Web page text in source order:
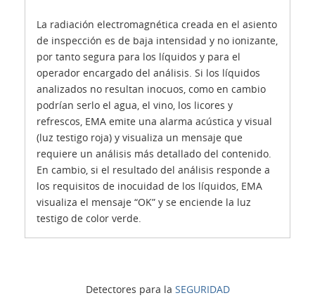
Detectores para la SEGURIDAD
La radiación electromagnética creada en el asiento
de inspección es de baja intensidad y no ionizante,
por tanto segura para los líquidos y para el
operador encargado del análisis. Si los líquidos
analizados no resultan inocuos, como en cambio
podrían serlo el agua, el vino, los licores y
refrescos, EMA emite una alarma acústica y visual
(luz testigo roja) y visualiza un mensaje que
requiere un análisis más detallado del contenido.
En cambio, si el resultado del análisis responde a
los requisitos de inocuidad de los líquidos, EMA
visualiza el mensaje “OK” y se enciende la luz
testigo de color verde.